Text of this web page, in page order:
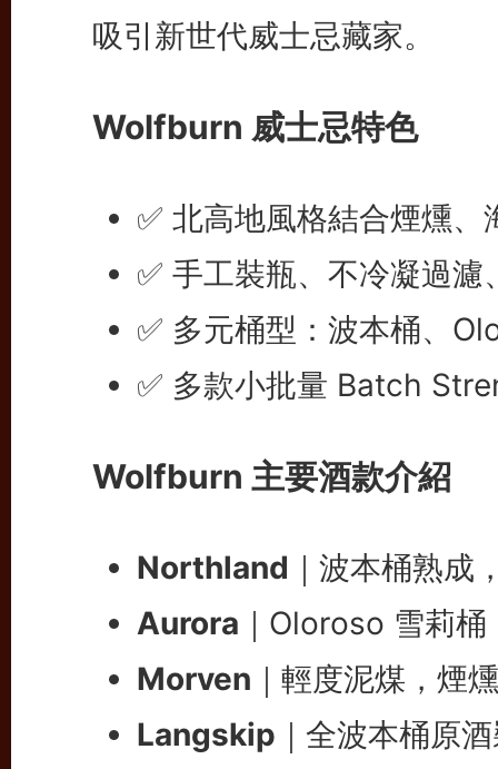
吸引新世代威士忌藏家。
Wolfburn 威士忌特色
✅ 北高地風格結合煙燻、
✅ 手工裝瓶、不冷凝過濾
✅ 多元桶型：波本桶、
✅ 多款小批量 Batch
Wolfburn 主要酒款介紹
Northland ｜波本桶熟成
Aurora ｜Oloroso 雪莉
Morven ｜輕度泥煤，煙
Langskip ｜全波本桶原